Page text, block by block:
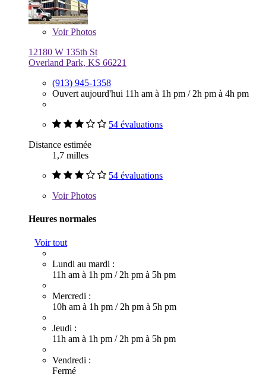
VoirPhotos
12180 W 135th St
Overland Park, KS 66221
(913) 945-1358
Ouvert aujourd'hui 11h am à 1h pm / 2h pm à 4h pm
54 évaluations
Distance estimée
1,7 milles
54 évaluations
VoirPhotos
Heures normales
Voir tout
Lundi au mardi :
11h am à 1h pm / 2h pm à 5h pm
Mercredi :
10h am à 1h pm / 2h pm à 5h pm
Jeudi :
11h am à 1h pm / 2h pm à 5h pm
Vendredi :
Fermé